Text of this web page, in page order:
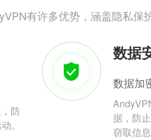
有许多优势，涵盖隐私
防
。
数据
数据加
据，防
窃取信息